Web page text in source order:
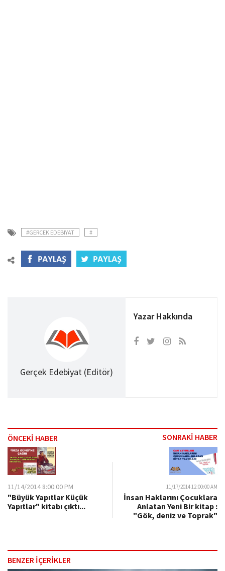
#GERCEK EDEBIYAT #
Gerçek Edebiyat (Editör)
Yazar Hakkında
ÖNCEKİ HABER SONRAKİ HABER
11/14/2014 8:00:00 PM
"Büyük Yapıtlar Küçük
Yapıtlar" kitabı çıktı...
11/17/2014 12:00:00 AM
İnsan Haklarını Çocuklara
Anlatan Yeni Bir kitap :
"Gök, deniz ve Toprak"
BENZER İÇERİKLER